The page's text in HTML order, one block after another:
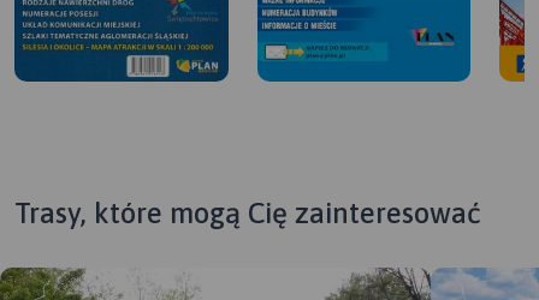
Trasy, które mogą Cię zainteresować